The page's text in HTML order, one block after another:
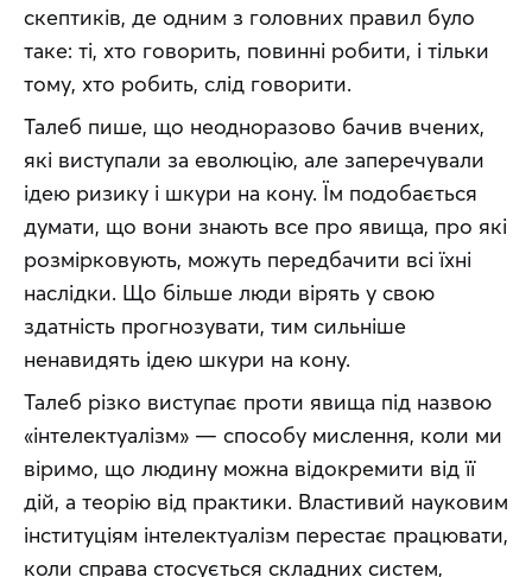
скептиків, де одним з головних правил було
таке: ті, хто говорить, повинні робити, і тільки
тому, хто робить, слід говорити.
Талеб пише, що неодноразово бачив вчених,
які виступали за еволюцію, але заперечували
ідею ризику і шкури на кону. Їм подобається
думати, що вони знають все про явища, про які
розмірковують, можуть передбачити всі їхні
наслідки. Що більше люди вірять у свою
здатність прогнозувати, тим сильніше
ненавидять ідею шкури на кону.
Талеб різко виступає проти явища під назвою
«інтелектуалізм» — способу мислення, коли ми
віримо, що людину можна відокремити від її
дій, а теорію від практики. Властивий науковим
інституціям інтелектуалізм перестає працювати,
коли справа стосується складних систем,